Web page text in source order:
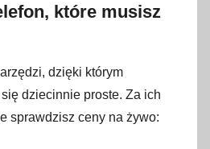
które musisz
dzięki którym
dziecinnie proste. Za ich
sprawdzisz ceny na żywo: